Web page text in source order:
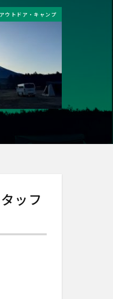
アウトドア・キャンプ
ッフ